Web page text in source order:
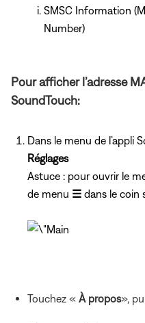
SMSC Information
Number)
Pour afficher l’adresse
SoundTouch:
Dans le menu de l’appli
Réglages
Astuce : pour ouvrir le
de menu ☰ dans le coin
Touchez « À propos»,